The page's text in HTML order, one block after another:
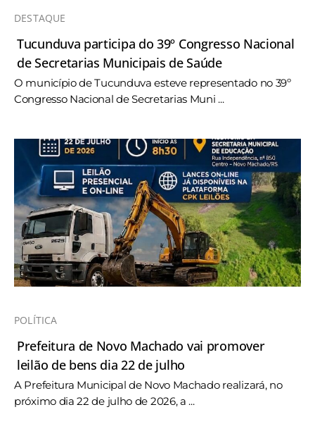
DESTAQUE
Tucunduva participa do 39º Congresso Nacional
de Secretarias Municipais de Saúde
O município de Tucunduva esteve representado no 39º
Congresso Nacional de Secretarias Muni ...
POLÍTICA
Prefeitura de Novo Machado vai promover
leilão de bens dia 22 de julho
A Prefeitura Municipal de Novo Machado realizará, no
próximo dia 22 de julho de 2026, a ...